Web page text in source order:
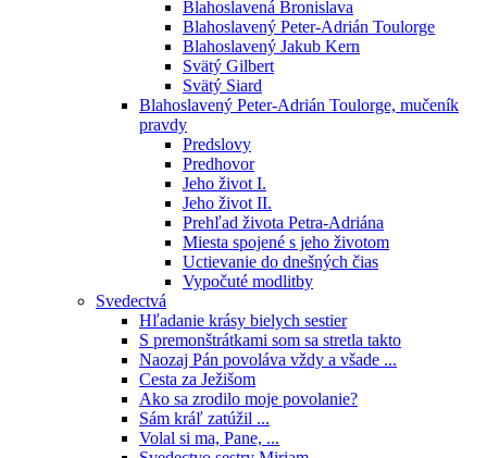
Blahoslavená Bronislava
Blahoslavený Peter-Adrián Toulorge
Blahoslavený Jakub Kern
Svätý Gilbert
Svätý Siard
Blahoslavený Peter-Adrián Toulorge, mučeník
pravdy
Predslovy
Predhovor
Jeho život I.
Jeho život II.
Prehľad života Petra-Adriána
Miesta spojené s jeho životom
Uctievanie do dnešných čias
Vypočuté modlitby
Svedectvá
Hľadanie krásy bielych sestier
S premonštrátkami som sa stretla takto
Naozaj Pán povoláva vždy a všade ...
Cesta za Ježišom
Ako sa zrodilo moje povolanie?
Sám kráľ zatúžil ...
Volal si ma, Pane, ...